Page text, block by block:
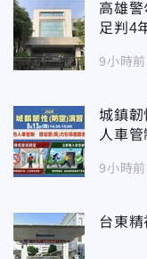
高雄
足判4
9小時前
城鎮
人車管
9小時前
台東